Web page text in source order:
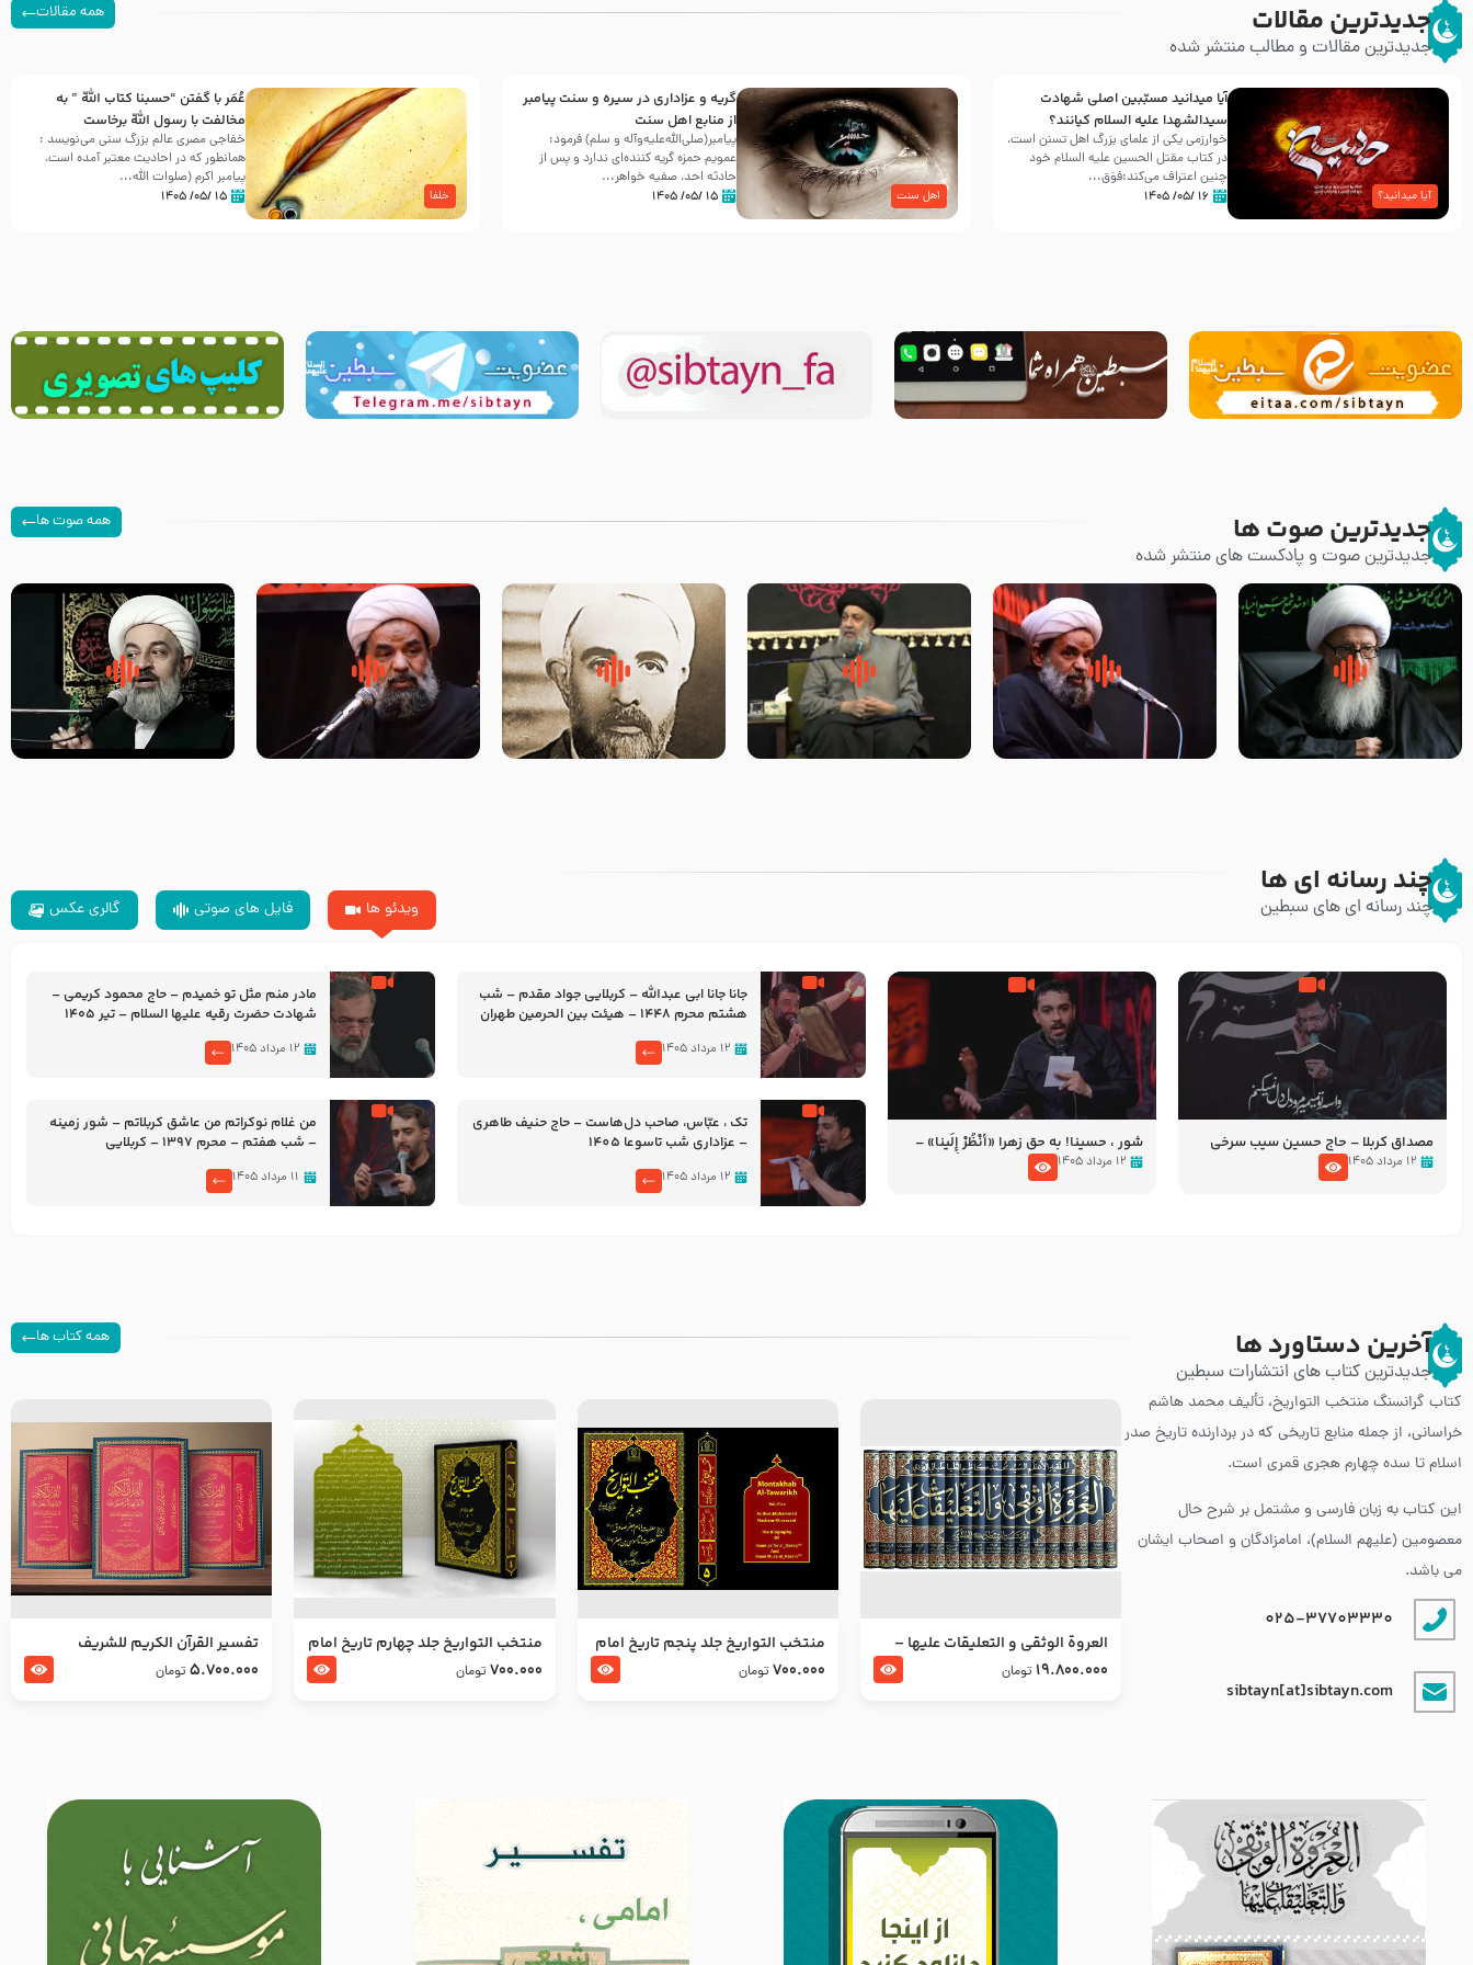
جدیدترین مقالات
جدیدترین مقالات و مطالب منتشر شده
همه مقالات
آیا میدانید؟
آیا میدانید مسبّبین اصلی شهادت
سیدالشهدا علیه ‌السلام کیانند؟
خوارزمی یکی از علمای بزرگ اهل تسنن است،
در کتاب مقتل الحسین علیه ‌السلام خود
چنین اعتراف می‌کند:فوَق...
۱۶ /۰۵/ ۱۴۰۵ اهل سنت
گریه و عزاداری در سیره و سنت پیامبر
از منابع اهل سنت
پیامبر(صلی‌الله‌علیه‌وآله و سلم) فرمود:
عمویم حمزه گریه کننده‌ای ندارد و پس از
حادثه احد، صفیه خواهر...
۱۵ /۰۵/ ۱۴۰۵ خلفا
عُمَر با گفتن “حسبنا كتاب اللّه ” به
مخالفت با رسول اللّه برخاست
خفاجی مصری عالم بزرگ سنی می‌نویسد :
همانطور که در احادیث معتبر آمده است،
پیامبر اکرم (صلوات اللّه...
۱۵ /۰۵/ ۱۴۰۵
جدیدترین صوت ها
جدیدترین صوت و پادکست های منتشر شده
همه صوت ها
زوّار اربعین امام حسین (علیه
السلام) با این اشتیاق به زیارت
روضه جانسوز پاره های جگر امام
حسن مجتبی علیه السلام-حجت
لقب حضرت رقیه سلام الله علیها
به چه معناست – حجت الاسلام
روضه‌ی مجلس یزید ملعون و
اسارت اهل‌بیت علیهم‌السلام –
سلام جوانی که امام حسین علیه
السلام خودش جوابش را دادند
زیارتی که اسباب رزق زیاد و عمر
طولانی است حجت السلام حسین
چند رسانه ای ها
چند رسانه ای های سبطین ویدئو ها فایل های صوتی گالری عکس
مصداق کربلا – حاج حسین سیب سرخی
۱۲ مرداد ۱۴۰۵
شور ، حسینا! به‌ حق زهرا «أُنْظُرْ إِلَینا» –
عزاداری شب هفتم ماه محرّم 1405
۱۲ مرداد ۱۴۰۵
جانا جانا ابی عبدالله – کربلایی جواد مقدم – شب
هشتم محرم 1448 – هیئت بین الحرمین طهران
۱۲ مرداد ۱۴۰۵
مادر منم مثل تو خمیدم – حاج محمود کریمی –
شهادت حضرت رقیه علیها السلام – تیر ۱۴۰۵
۱۲ مرداد ۱۴۰۵
تک ، عبّاس، صاحب دل‌هاست – حاج حنیف طاهری
– عزاداری شب تاسوعا 1405
۱۲ مرداد ۱۴۰۵
من غلام نوکراتم من عاشق کربلاتم – شور زمینه
– شب هفتم – محرم 1397 – کربلایی
۱۱ مرداد ۱۴۰۵
آخرین دستاورد ها
جدیدترین کتاب های انتشارات سبطین
همه کتاب ها
کتاب گرانسنگ منتخب التواريخ، تألیف محمد هاشم
خراسانی، از جمله منابع تاریخی که در بردارنده تاریخ صدر
اسلام تا سده چهارم هجری قمری است.
این کتاب به زبان فارسی و مشتمل بر شرح حال
معصومین (علیهم السلام)، امامزادگان و اصحاب ایشان
می باشد.
025-37703330
sibtayn[at]sibtayn.com
العروة الوثقى و التعليقات عليها –
طرح جدید
19.800.000 تومان
منتخب التواریخ جلد پنجم تاریخ امام
جعفر صادق و امام موسی بن جعفر
700.000 تومان
منتخب التواریخ جلد چهارم تاریخ امام
زین العابدین و امام محمد باقر
700.000 تومان
تفسير القرآن الكريم للشريف
المرتضي قدس سرّه
5.700.000 تومان